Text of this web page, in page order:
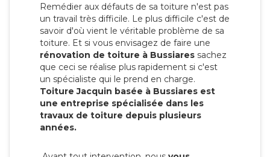
Remédier aux défauts de sa toiture n'est pas
un travail très difficile. Le plus difficile c'est de
savoir d'où vient le véritable problème de sa
toiture. Et si vous envisagez de faire une
rénovation de toiture à Bussiares sachez
que ceci se réalise plus rapidement si c'est
un spécialiste qui le prend en charge.
Toiture Jacquin basée à Bussiares est
une entreprise spécialisée dans les
travaux de toiture depuis plusieurs
années.